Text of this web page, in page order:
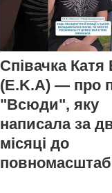
Співачка Катя
(E.K.A) — про
"Всюди", яку
написала за
місяці до